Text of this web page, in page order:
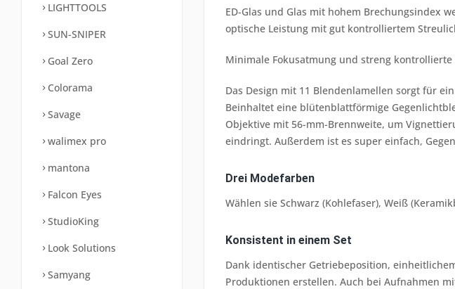
LIGHTTOOLS
SUN-SNIPER
Goal Zero
Colorama
Savage
walimex pro
mantona
Falcon Eyes
StudioKing
Look Solutions
Samyang
ED-Glas und Glas mit hohem Brechungsindex
optische Leistung mit gut kontrolliertem
Minimale Fokusatmung und streng
Das Design mit 11 Blendenlamellen sorgt für
Beinhaltet eine blütenblattförmige
Objektive mit 56-mm-Brennweite, um
eindringt. Außerdem ist es super einfach,
Drei Modefarben
Wählen sie Schwarz (Kohlefaser), Weiß
Konsistent in einem Set
Dank identischer Getriebeposition,
Produktionen erstellen. Auch bei Aufnahmen